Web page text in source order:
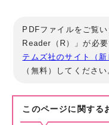
PDFファイルをご覧
Reader（R）」が必
テムズ社のサイト（
（無料）してください
このページに関する